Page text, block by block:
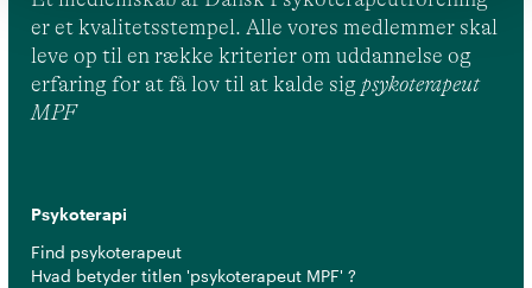
er et kvalitetsstempel. Alle vores medlemmer skal
leve op til en række kriterier om uddannelse og
erfaring for at få lov til at kalde sig psykoterapeut
MPF
Psykoterapi
Find psykoterapeut
Hvad betyder titlen 'psykoterapeut MPF' ?